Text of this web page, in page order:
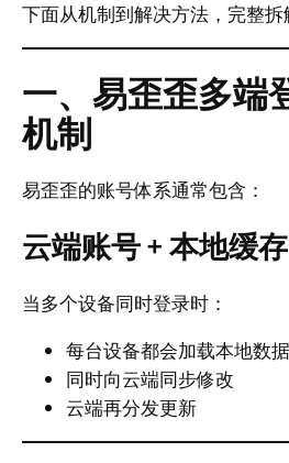
下面从机制到解决方法，完整拆
一、易歪歪多端
机制
易歪歪的账号体系通常包含：
云端账号 + 本地缓
当多个设备同时登录时：
每台设备都会加载本地数据
同时向云端同步修改
云端再分发更新